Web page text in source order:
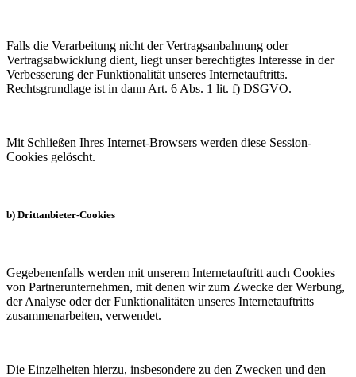
Falls die Verarbeitung nicht der Vertragsanbahnung oder
Vertragsabwicklung dient, liegt unser berechtigtes Interesse in der
Verbesserung der Funktionalität unseres Internetauftritts.
Rechtsgrundlage ist in dann Art. 6 Abs. 1 lit. f) DSGVO.
Mit Schließen Ihres Internet-Browsers werden diese Session-
Cookies gelöscht.
b) Drittanbieter-Cookies
Gegebenenfalls werden mit unserem Internetauftritt auch Cookies
von Partnerunternehmen, mit denen wir zum Zwecke der Werbung,
der Analyse oder der Funktionalitäten unseres Internetauftritts
zusammenarbeiten, verwendet.
Die Einzelheiten hierzu, insbesondere zu den Zwecken und den